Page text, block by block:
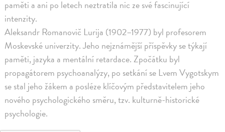
paměti a ani po letech neztratila nic ze své fascinující
intenzity.
Aleksandr Romanovič Lurija (1902–1977) byl profesorem
Moskevské univerzity. Jeho nejznámější příspěvky se týkají
paměti, jazyka a mentální retardace. Zpočátku byl
propagátorem psychoanalýzy, po setkání se Lvem Vygotskym
se stal jeho žákem a posléze klíčovým představitelem jeho
nového psychologického směru, tzv. kulturně-historické
psychologie.